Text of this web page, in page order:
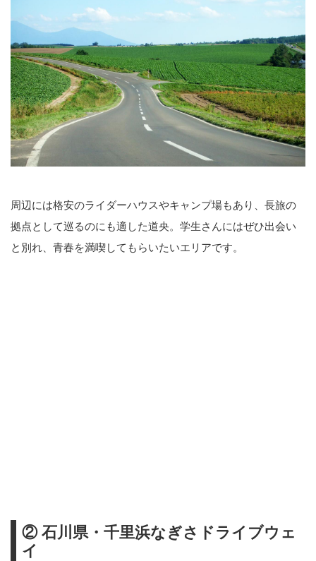
周辺には格安のライダーハウスやキャンプ場もあり、長旅の
拠点として巡るのにも適した道央。学生さんにはぜひ出会い
と別れ、青春を満喫してもらいたいエリアです。
② 石川県・千里浜なぎさドライブウェ
イ